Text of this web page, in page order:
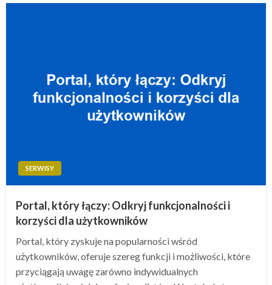
SERWISY
Portal, który łączy: Odkryj funkcjonalności i
korzyści dla użytkowników
Portal, który zyskuje na popularności wśród
użytkowników, oferuje szereg funkcji i możliwości, które
przyciągają uwagę zarówno indywidualnych